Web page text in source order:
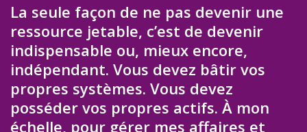
La seule façon de ne pas devenir une
ressource jetable, c’est de devenir
indispensable ou, mieux encore,
indépendant. Vous devez bâtir vos
propres systèmes. Vous devez
posséder vos propres actifs. À mon
échelle, pour gérer mes affaires et